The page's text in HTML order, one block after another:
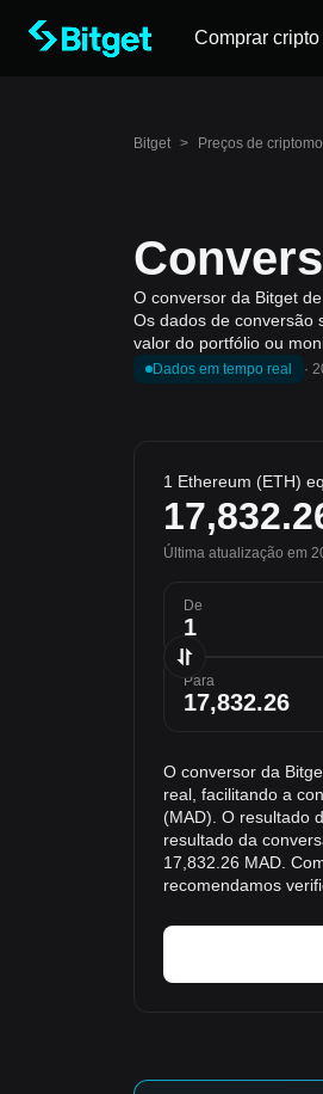
Comprar cripto
Bitget > Preços de
O conversor da Bitget
Os dados de conversão
valor do portfólio ou
Dados em tempo real ·
1 Ethereum (ETH)
Última atualização em
De
Para
O conversor da
real, facilitando a
(MAD). O resultado
resultado da
17,832.26 MAD.
recomendamos